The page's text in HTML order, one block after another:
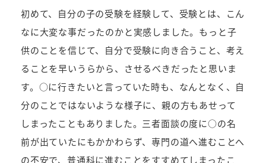
初めて、自分の子の受験を経験して、受験とは、こん
なに大変な事だったのかと実感しました。もっと子
供のことを信じて、自分で受験に向き合うこと、考え
ることを早いうらから、させるべきだったと思いま
す。○に行きたいと言っていた時も、なんとなく、自
分のことではないような様子に、親の方もあせって
しまったこともありました。三者面談の度に○の名
前が出ていたにもかかわらず、専門の道へ進むことへ
の不安で、普通科に進むことをすすめてしまったこ